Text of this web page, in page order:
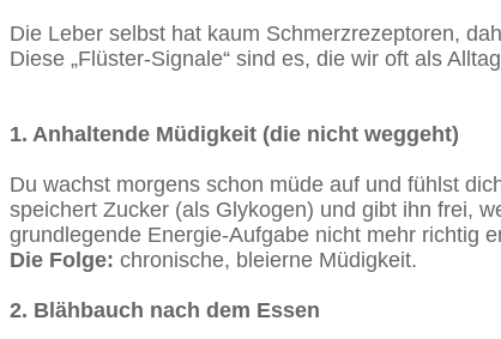
Die Leber selbst hat kaum Schmerzrezeptoren,
Diese „Flüster-Signale“ sind es, die wir oft als
1. Anhaltende Müdigkeit (die nicht weggeht)
Du wachst morgens schon müde auf und fühlst
speichert Zucker (als Glykogen) und gibt ihn frei,
grundlegende Energie-Aufgabe nicht mehr richtig
Die Folge: chronische, bleierne Müdigkeit.
2. Blähbauch nach dem Essen